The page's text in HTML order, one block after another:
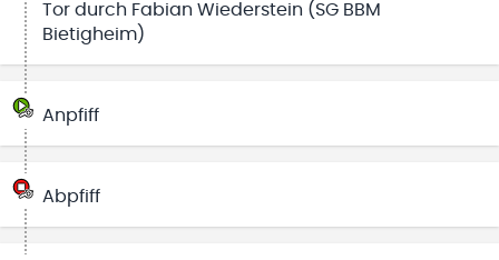
Tor durch Fabian Wiederstein (SG BBM
Bietigheim)
Anpfiff
Abpfiff